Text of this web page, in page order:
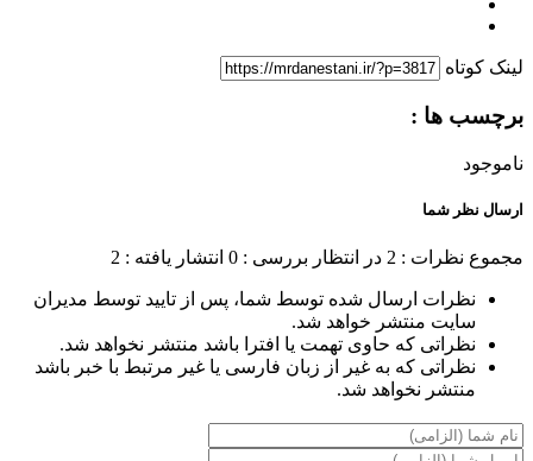
لینک کوتاه
برچسب ها :
ناموجود
ارسال نظر شما
مجموع نظرات : 2 در انتظار بررسی : 0 انتشار یافته : 2
نظرات ارسال شده توسط شما، پس از تایید توسط مدیران
سایت منتشر خواهد شد.
نظراتی که حاوی تهمت یا افترا باشد منتشر نخواهد شد.
نظراتی که به غیر از زبان فارسی یا غیر مرتبط با خبر باشد
منتشر نخواهد شد.